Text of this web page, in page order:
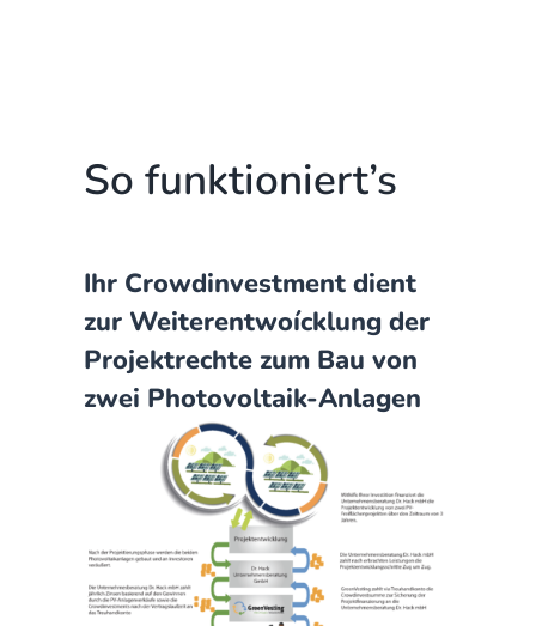
So funktioniert’s
Ihr Crowdinvestment dient
zur Weiterentwoícklung der
Projektrechte zum Bau von
zwei Photovoltaik-Anlagen